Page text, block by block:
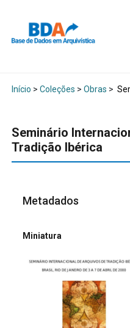
Início > Coleções > Obras >
Seminário
Tradição Ibérica
Metadados
Miniatura